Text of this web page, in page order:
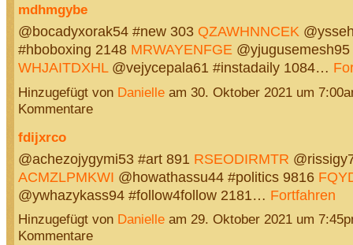
mdhmgybe
@bocadyxorak54 #new 303 QZAWHNNCEK
#hboboxing 2148 MRWAYENFGE@yjugusemesh95
WHJAITDXHL@vejycepala61 #instadaily 1084…
Hinzugefügt von Danielleam 30. Oktober 2021 um
Kommentare
fdijxrco
@achezojygymi53 #art 891 RSEODIRMTR
ACMZLPMKWI @howathassu44 #politics 9816
@ywhazykass94 #follow4follow 2181… Fortfahren
Hinzugefügt von Danielleam 29. Oktober 2021 um
Kommentare